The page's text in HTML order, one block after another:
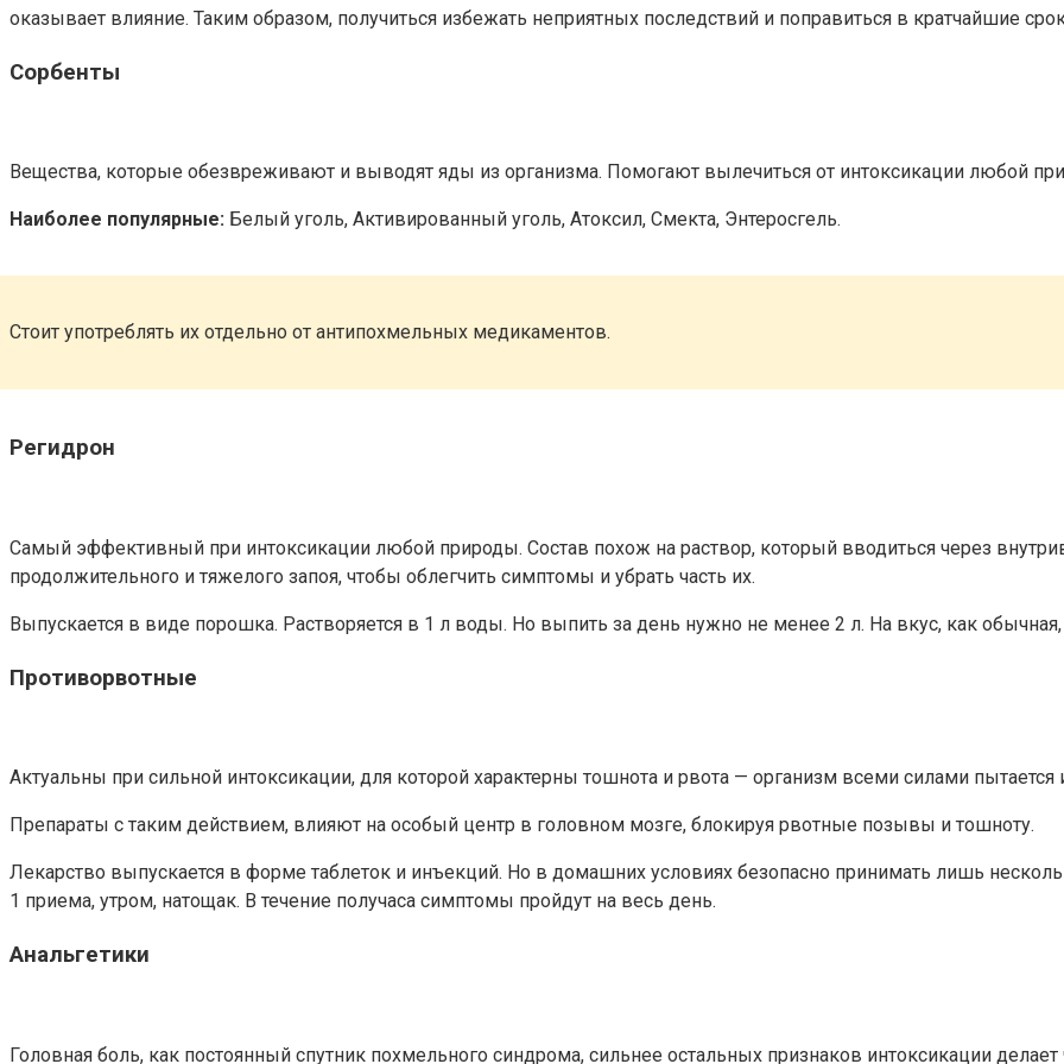
оказывает влияние. Таким образом, получиться избежать неприятных последствий и поправиться в кратчайшие
Сорбенты
Вещества, которые обезвреживают и выводят яды из организма. Помогают вылечиться от интоксикации любой
Наиболее популярные: Белый уголь, Активированный уголь, Атоксил, Смекта, Энтеросгель.
Стоит употреблять их отдельно от антипохмельных медикаментов.
Регидрон
Самый эффективный при интоксикации любой природы. Состав похож на раствор, который вводиться через
продолжительного и тяжелого запоя, чтобы облегчить симптомы и убрать часть их.
Выпускается в виде порошка. Растворяется в 1 л воды. Но выпить за день нужно не менее 2 л. На вкус, как
Противорвотные
Актуальны при сильной интоксикации, для которой характерны тошнота и рвота — организм всеми силами пытается
Препараты с таким действием, влияют на особый центр в головном мозге, блокируя рвотные позывы и тошноту.
Лекарство выпускается в форме таблеток и инъекций. Но в домашних условиях безопасно принимать лишь
1 приема, утром, натощак. В течение получаса симптомы пройдут на весь день.
Анальгетики
Головная боль, как постоянный спутник похмельного синдрома, сильнее остальных признаков интоксикации